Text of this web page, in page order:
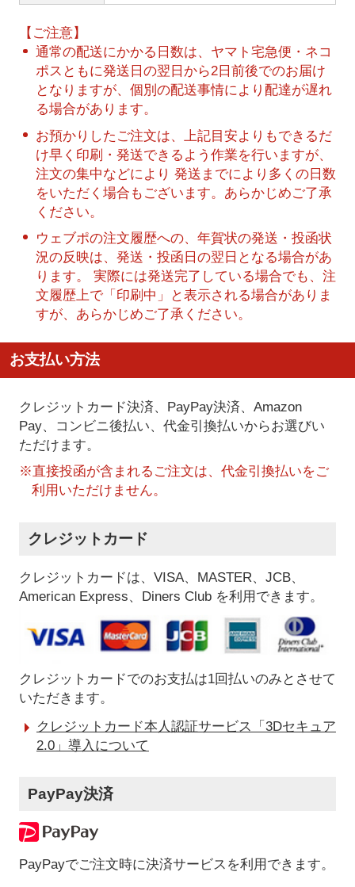
【ご注意】
通常の配送にかかる日数は、ヤマト宅急便・ネコ
ポスともに発送日の翌日から2日前後でのお届け
となりますが、個別の配送事情により配達が遅れ
る場合があります。
お預かりしたご注文は、上記目安よりもできるだ
け早く印刷・発送できるよう作業を行いますが、
注文の集中などにより 発送までにより多くの日数
をいただく場合もございます。あらかじめご了承
ください。
ウェブポの注文履歴への、年賀状の発送・投函状
況の反映は、発送・投函日の翌日となる場合があ
ります。 実際には発送完了している場合でも、注
文履歴上で「印刷中」と表示される場合がありま
すが、あらかじめご了承ください。
お支払い方法
クレジットカード決済、PayPay決済、Amazon
Pay、コンビニ後払い、代金引換払いからお選びい
ただけます。
※直接投函が含まれるご注文は、代金引換払いをご
利用いただけません。
クレジットカード
クレジットカードは、VISA、MASTER、JCB、
American Express、Diners Club を利用できます。
クレジットカードでのお支払は1回払いのみとさせて
いただきます。
クレジットカード本人認証サービス「3Dセキュア
2.0」導入について
PayPay決済
PayPayでご注文時に決済サービスを利用できます。